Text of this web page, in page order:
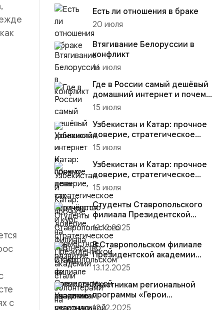
с
Есть ли отношения в браке
20 июля
Втягивание Белоруссии в
конфликт
16 июля
Где в России самый дешёвый
домашний интернет и почему
цены так отличаются
15 июля
Узбекистан и Катар: прочное
доверие, стратегическое
партнёрство и курс на со...
15 июля
Узбекистан и Катар: прочное
доверие, стратегическое
партнёрство и курс на со...
15 июля
Студенты Ставропольского
филиала Президентской
академии стали волонтёрами
на...
13.12.2025
В Ставропольском филиале
Президентской академии
участники региональной
13.12.2025
Участникам региональной
программы «Герои
Ставрополья» вручена
12.12.2025